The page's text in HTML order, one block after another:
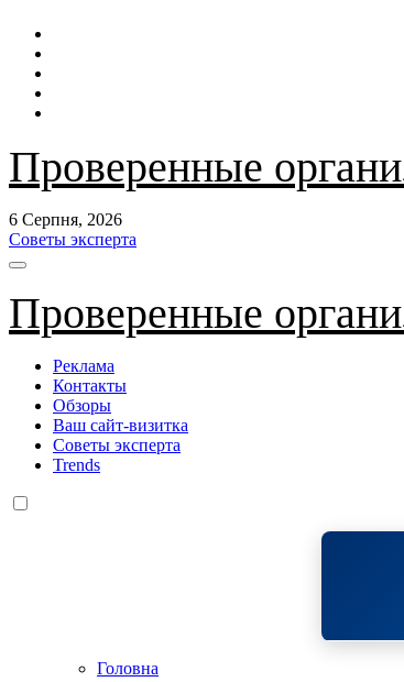
Перейти
контенту
Проверенные
6 Серпня, 2026
Советы эксперта
Проверенные
Реклама
Контакты
Обзоры
Ваш сайт-визитка
Советы эксперта
Trends
Головна